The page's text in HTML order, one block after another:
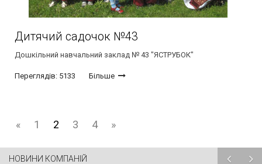
Дитячий садочок №43
Дошкільний навчальний заклад № 43 "ЯСТРУБОК"
Переглядів: 5133 Більше
« 1 2 3 4 »
НОВИНИ КОМПАНІЙ